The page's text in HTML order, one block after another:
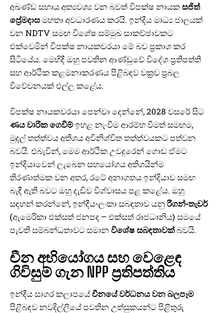
අඛණ්ඩ සහාය අත්‍යවශ්‍ය වන බවත් විපක්ෂ නායකසජිත්
ප්‍රේමදාසමහතා අවධාරණය කරයි. ඉන්දීය මාධ්‍ය ජාලයක්
වන NDTV සමඟ විශේෂ සම්මුඛ සාකච්ඡාවකට
එක්වෙමින් විපක්ෂ නායකවරයා මේ බව ප්‍රකාශ කර
සිටියේය. මෙහිදී ඔහු පවතින ආණ්ඩුවේ විදේශ ප්‍රතිපත්ති
සහ ආර්ථික කළමනාකරණය පිළිබඳව වක්‍රව ප්‍රබල
විවේචනයක් එල්ල කළේය.
විපක්ෂ නායකවරයා පෙන්වා දෙන්නේ, 2028 වසරේ සිට
ණය වාරික ගෙවීම්ඉහළ නැංවීම ආරම්භ වීමත් සමඟම,
මුදල් තත්ත්වය අතිශය අවිනිශ්චිත තත්ත්වයකට පත්වන
බවයි. එබැවින්, මෙම ආර්ථික උවදුරෙන් ගොඩ ඒමට
ඉන්දියාවෙන් ලැබෙන සහයෝගය අතිශයින්ම
තීරණාත්මක වන අතර, රටේ අනාගතය ඉන්දියාව සමඟ
බැඳී ඇති බවට ඔහු දැඩිව විශ්වාසය පළ කළේය. ඔහු
සඳහන් කරන්නේ, ඉන්දීය-ලංකා සබඳතාව යනුරීගන්-තැචර්
(ඇමෙරිකා එක්සත් ජනපද – එක්සත් රාජධානිය) සමයේ
පැවති සම්බන්ධතාවට සමාන විශේෂ සබඳතාවක්බවයි.
චීන අභියෝගය සහ වෙළෙඳ
ගිවිසුම් ගැන NPP ප්‍රතිපත්තිය
ඉන්දීය සාගර කලාපයේචීනයේ වර්ධනය වන බලපෑම
පිළිබඳව නවදිල්ලියේ පවතින උත්සුකයන්ට පිළිතුරු